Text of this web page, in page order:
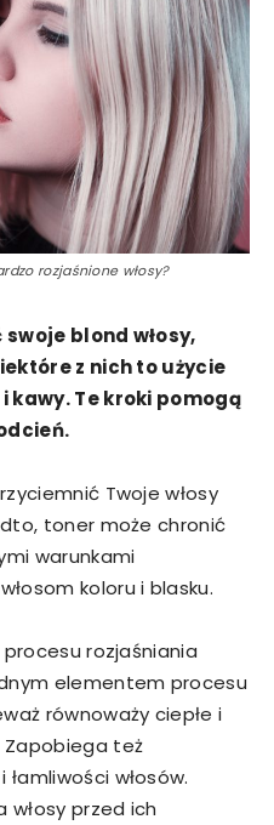
rozjaśnione włosy?
blond włosy,
z nich to użycie
kawy. Te kroki pomogą
Twoje włosy
toner może chronić
warunkami
koloru i blasku.
rozjaśniania
elementem procesu
równoważy ciepłe i
Zapobiega też
włosów.
przed ich